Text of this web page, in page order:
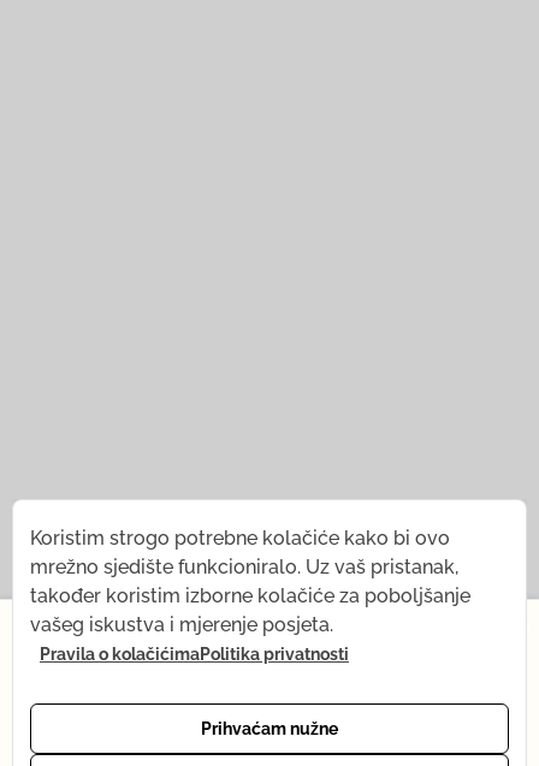
© 2021 — 2026Tena Rebernjak.
43.0440° N | 16.0893° E
Programirao od Stjepan Tafra
Impresum Zaštita privatnosti Uvjeti korištenja
Od 1. srpnja na kratko mijenjam ritam — dolazi mi
Koristim strogo potrebne kolačiće kako bi ovo
mrežno sjedište funkcioniralo. Uz vaš pristanak,
također koristim izborne kolačiće za poboljšanje
vašeg iskustva i mjerenje posjeta.
Pravila o kolačićimaPolitika privatnosti
Prihvaćam nužne